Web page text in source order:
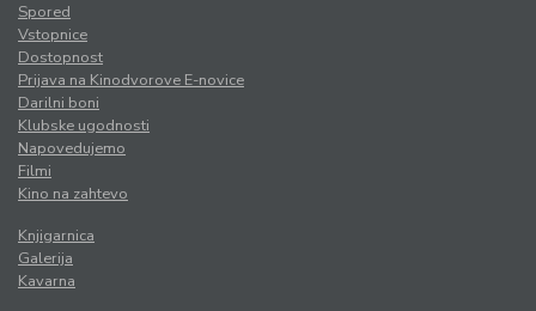
Spored
Vstopnice
Dostopnost
Prijava na Kinodvorove E-novice
Darilni boni
Klubske ugodnosti
Napovedujemo
Filmi
Kino na zahtevo
Knjigarnica
Galerija
Kavarna